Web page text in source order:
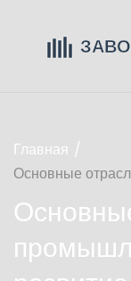
Главная
Основные